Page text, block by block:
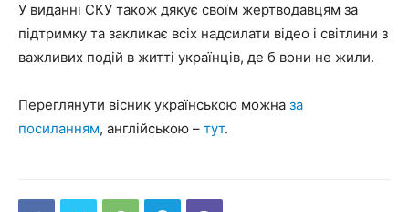
У виданні СКУ також дякує своїм жертводавцям за
підтримку та закликає всіх надсилати відео і світлини з
важливих подій в житті українців, де б вони не жили.
Переглянути вісник українською можна за
посиланням, англійською – тут.